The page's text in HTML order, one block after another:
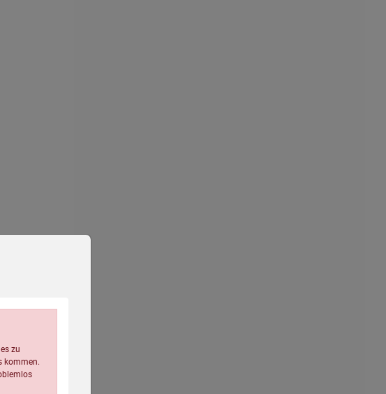
ersten
zu
kommen.